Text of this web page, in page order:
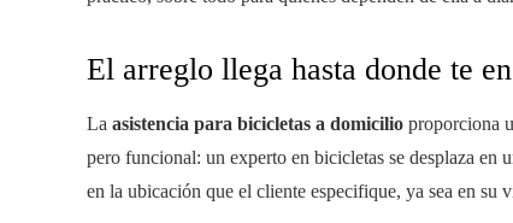
El arreglo llega hasta donde te
La asistencia para bicicletas a domicilio proporciona
pero funcional: un experto en bicicletas se desplaza
en la ubicación que el cliente especifique, ya sea en